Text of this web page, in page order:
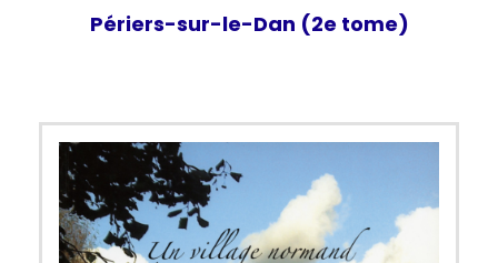
Périers-sur-le-Dan (2e tome)